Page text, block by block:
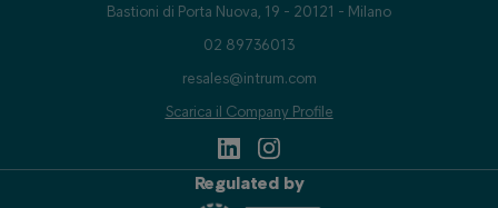
Bastioni di Porta Nuova, 19 - 20121 - Milano
02 89736013
resales@intrum.com
Scarica il Company Profile
Regulated by